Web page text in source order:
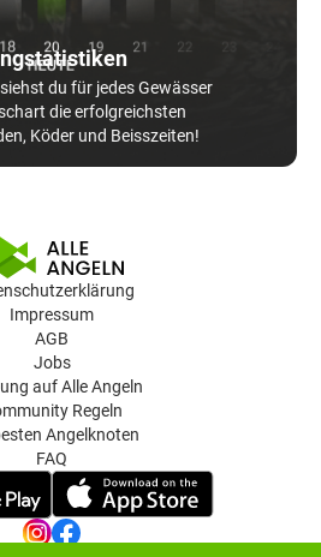
du für jedes Gewässer
die erfolgreichsten
Köder und Beisszeiten!
Impressum
AGB
Jobs
auf Alle Angeln
Regeln
Angelknoten
FAQ